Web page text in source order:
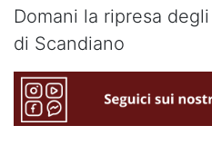
Domani la ripresa
di Scandiano